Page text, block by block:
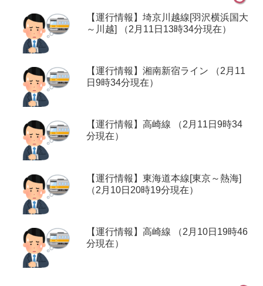
【運行情報】埼京川越線[羽沢横浜国大
～川越] （2月11日13時34分現在）
【運行情報】湘南新宿ライン （2月11
日9時34分現在）
【運行情報】高崎線 （2月11日9時34
分現在）
【運行情報】東海道本線[東京～熱海]
（2月10日20時19分現在）
【運行情報】高崎線 （2月10日19時46
分現在）